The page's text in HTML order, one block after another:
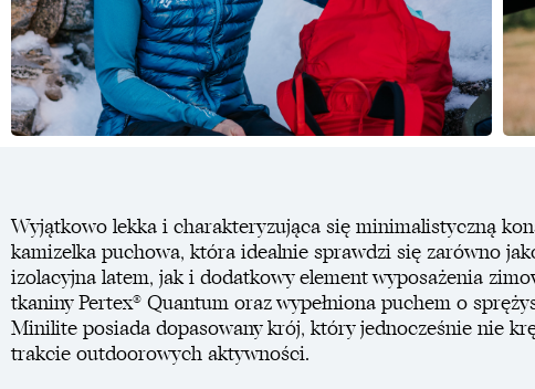
Wyjątkowo lekka i charakteryzująca się minimalistyczną
kamizelka puchowa, która idealnie sprawdzi się zarówno
izolacyjna latem, jak i dodatkowy element wyposażenia
tkaniny Pertex® Quantum oraz wypełniona puchem o
Minilite posiada dopasowany krój, który jednocześnie nie
trakcie outdoorowych aktywności.